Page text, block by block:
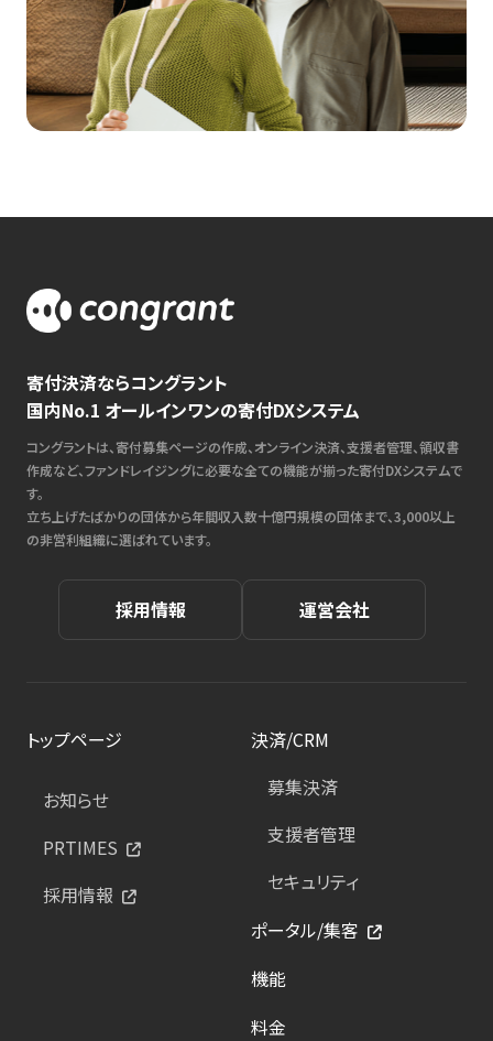
寄付決済ならコングラント
国内No.1 オールインワンの寄付DXシステム
コングラントは、寄付募集ページの作成、オンライン決済、支援者管理、領収書
作成など、ファンドレイジングに必要な全ての機能が揃った寄付DXシステムで
す。
立ち上げたばかりの団体から年間収入数十億円規模の団体まで、3,000以上
の非営利組織に選ばれています。
採用情報 運営会社
トップページ
お知らせ
PRTIMES
採用情報
決済/CRM
募集決済
支援者管理
セキュリティ
ポータル/集客
機能
料金